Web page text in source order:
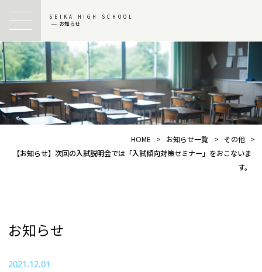
SEIKA HIGH SCHOOL
お知らせ
HOME > お知らせ一覧 > その他 >
【お知らせ】次回の入試説明会では「入試傾向対策セミナー」をおこないま
す。
お知らせ
2021.12.01